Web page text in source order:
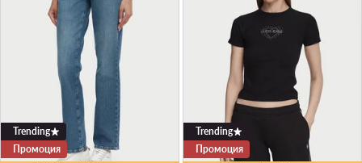
Trending
Промоция
Trending
Промоция